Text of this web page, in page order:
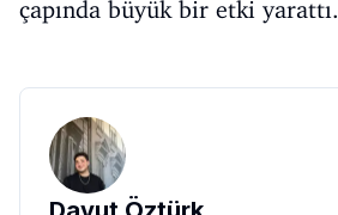
çapında büyük bir etki yarattı.